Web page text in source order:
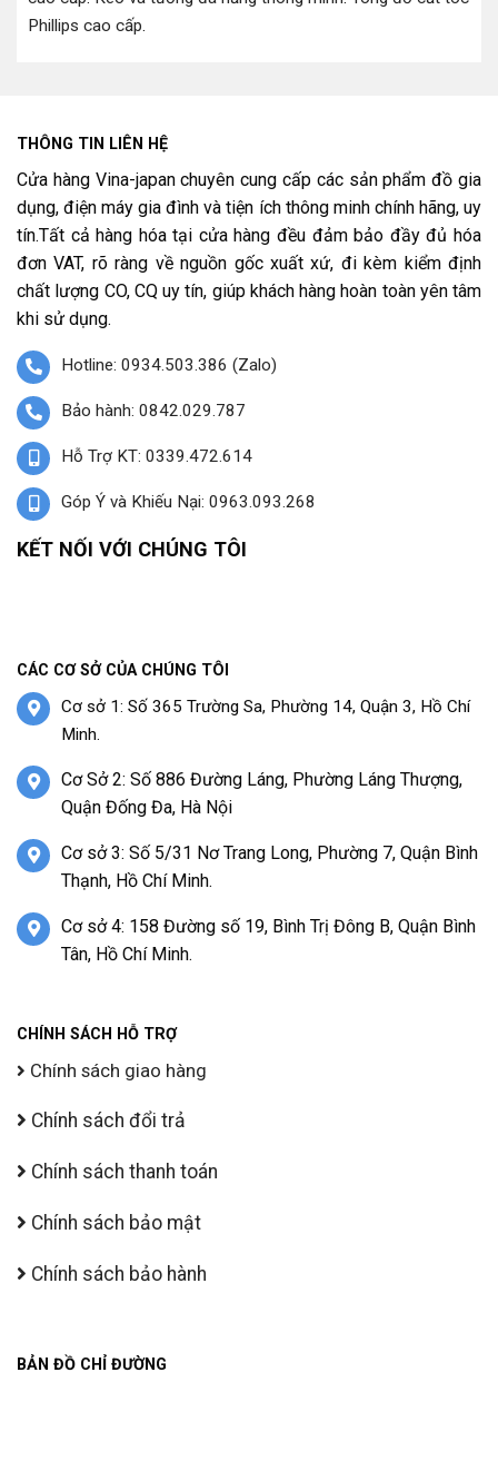
Phillips cao cấp.
THÔNG TIN LIÊN HỆ
Cửa hàng Vina-japan chuyên cung cấp các sản phẩm đồ gia
dụng, điện máy gia đình và tiện ích thông minh chính hãng, uy
tín.Tất cả hàng hóa tại cửa hàng đều đảm bảo đầy đủ hóa
đơn VAT, rõ ràng về nguồn gốc xuất xứ, đi kèm kiểm định
chất lượng CO, CQ uy tín, giúp khách hàng hoàn toàn yên tâm
khi sử dụng.
Hotline: 0934.503.386 (Zalo)
Bảo hành: 0842.029.787
Hỗ Trợ KT: 0339.472.614
Góp Ý và Khiếu Nại: 0963.093.268
KẾT NỐI VỚI CHÚNG TÔI
CÁC CƠ SỞ CỦA CHÚNG TÔI
Cơ sở 1: Số 365 Trường Sa, Phường 14, Quận 3, Hồ Chí
Minh.
Cơ Sở 2: Số 886 Đường Láng, Phường Láng Thượng,
Quận Đống Đa, Hà Nội
Cơ sở 3: Số 5/31 Nơ Trang Long, Phường 7, Quận Bình
Thạnh, Hồ Chí Minh.
Cơ sở 4: 158 Đường số 19, Bình Trị Đông B, Quận Bình
Tân, Hồ Chí Minh.
CHÍNH SÁCH HỖ TRỢ
Chính sách giao hàng
Chính sách đổi trả
Chính sách thanh toán
Chính sách bảo mật
Chính sách bảo hành
BẢN ĐỒ CHỈ ĐƯỜNG